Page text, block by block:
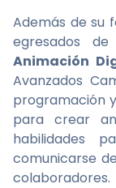
Además de su
egresados
Animación
Avanzados
programación
para crear
habilidades
comunicarse
colaboradores.